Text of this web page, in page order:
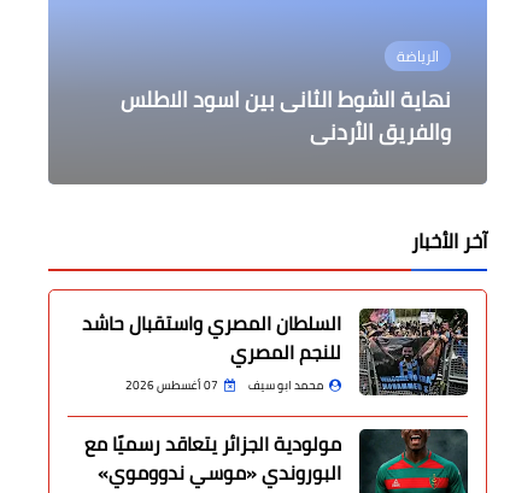
الرياضة
نهاية الشوط الثانى بين اسود الاطلس
والفريق الأردنى
الرياضة
تشكيل منتخب الجزائر لمباراة منتخب
لبنان
مبادرة جديدة لتقديم أسمدة مدعمة..
لصغار المزارعين الجادين من منتفعى ال
١.٥ مليون فدان
محافظات
وضع حجر أساس إنشاء مجمع إداري وطبي
بطنطا بتكلفة 800 مليون جنيه
أخبار مصر
حملة ١٦ يوم " أنتوا أبطال أسرتكم "
تواصل إنتشارها لمنع العنف ضد المرأة
آخر الأخبار
السلطان المصري واستقبال حاشد
للنجم المصري
محمد ابو سيف 07 أغسطس 2026
مولودية الجزائر يتعاقد رسميًا مع
البوروندي «موسي ندووموي»